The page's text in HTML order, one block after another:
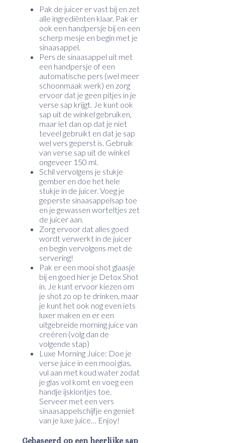
Pak de juicer er vast bij en zet
alle ingrediënten klaar. Pak er
ook een handpersje bij en een
scherp mesje en begin met je
sinaasappel.
Pers de sinaasappel uit met
een handpersje of een
automatische pers (wel meer
schoonmaak werk) en zorg
ervoor dat je geen pitjes in je
verse sap krijgt. Je kunt ook
sap uit de winkel gebruiken,
maar let dan op dat je niet
teveel gebruikt en dat je sap
wel vers geperst is. Gebruik
van verse sap uit de winkel
ongeveer 150 ml.
Schil vervolgens je stukje
gember en doe het hele
stukje in de juicer. Voeg je
geperste sinaasappelsap toe
en je gewassen worteltjes zet
de juicer aan.
Zorg ervoor dat alles goed
wordt verwerkt in de juicer
en begin vervolgens met de
servering!
Pak er een mooi shot glaasje
bij en goed hier je Detox Shot
in. Je kunt ervoor kiezen om
je shot zo op te drinken, maar
je kunt het ook nog even iets
luxer maken en er een
uitgebreide morning juice van
creëren (volg dan de
volgende stap)
Luxe Morning Juice: Doe je
verse juice in een mooi glas,
vul aan met koud water zodat
je glas vol komt en voeg een
handje ijsklontjes toe.
Serveer met een vers
sinaasappelschijfje en geniet
van je luxe juice… Enjoy!
Gebaseerd op een heerlijke sap